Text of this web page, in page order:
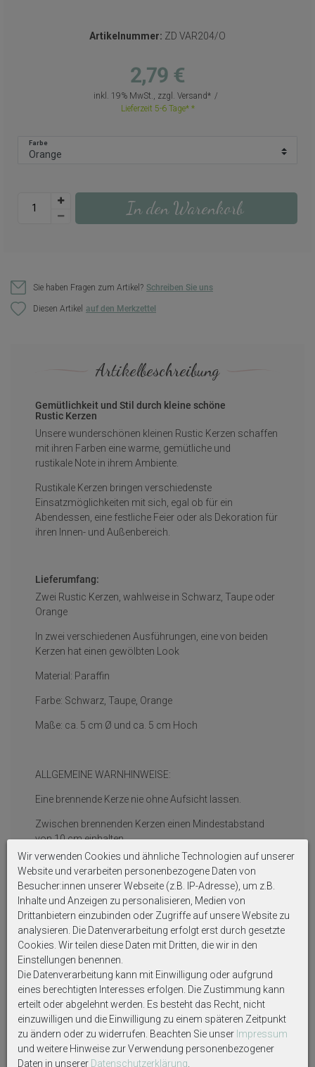
Artikelnummer: ZD VAR204/O
2,79 €
inkl. 19% MwSt., zzgl. Versand
Lieferzeit 5-6 Tage*
Farbe
In den Warenkorb
Sie haben Fragen zum Artikel? Schreiben Sie uns
Diesen Artikel
Artikelbeschreibung
Gemütlichkeit und Stil durch kleine schöne
Rustic Kerzen
Unsere wunderschönen kleinen Rustic Kerzen schaffen
mit ihren Farben eine warme, gemütliche und
rustikale Note in ihrem Ambiente.
Rustikale Kerzen bringen verschiedenste
Einsatzmöglichkeiten mit sich, egal ob für ein
Abendessen, eine festliche Feier oder als Dekoration für
ihren Innen- und Außenbereich.
Lieferumfang:
Zwei Rustic Kerzen, wahlweise in Schwarz, Taupe oder
Orange
In zwei verschiedenen Ausführungen, eine von beiden
Kerzen hat einen gewölbten Look
Material: Paraffin
Farbe: Schwarz, Taupe, Orange
Maße: ca. 5 cm Ø und ca. 5 cm Hoch
ALLGEMEINE WARNHINWEISE:
Eine brennende Kerze nie ohne Aufsicht lassen.
Zwischen brennenden Kerzen einen Mindestabstand
von 10 cm einhalten.
Kerzen nicht in Reichweite von Kindern und Tieren
brennen lassen.
Die Kerzen nicht auf Gegenstände oder in der Nähe von
leicht entflammbaren brennen lassen.
Auf Produktbildern abgebildetes Zubehör sowie
Dekoartikel gehören nicht zum Lieferumfang, sofern
diese nicht ausdrücklich eingeschlossen werden.
Wir verwenden Cookies und ähnliche Technologien auf unserer
Website und verarbeiten personenbezogene Daten von
Besucher:innen unserer Webseite (z.B. IP-Adresse), um z.B.
Inhalte und Anzeigen zu personalisieren, Medien von
Drittanbietern einzubinden oder Zugriffe auf unsere Website zu
analysieren. Die Datenverarbeitung erfolgt erst durch gesetzte
Cookies. Wir teilen diese Daten mit Dritten, die wir in den
Einstellungen benennen.
Die Datenverarbeitung kann mit Einwilligung oder aufgrund
eines berechtigten Interesses erfolgen. Die Zustimmung kann
erteilt oder abgelehnt werden. Es besteht das Recht, nicht
einzuwilligen und die Einwilligung zu einem späteren Zeitpunkt
zu ändern oder zu widerrufen. Beachten Sie unser Impressum
und weitere Hinweise zur Verwendung personenbezogener
Daten in unserer Daten­schutz­erklärung